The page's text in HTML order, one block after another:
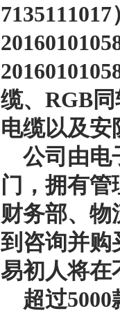
缆、RGB
电缆以及安
公司由电
门，拥有
财务部、物
到咨询并购
易初人将在
超过5000